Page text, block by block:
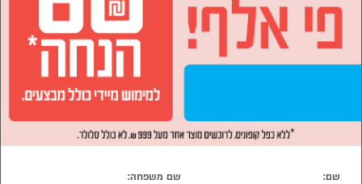
מיון: הפופולרים ביותר
3 שנות אחריות
למכונות כביסה
ש"ח*
שם: שם משפחה: